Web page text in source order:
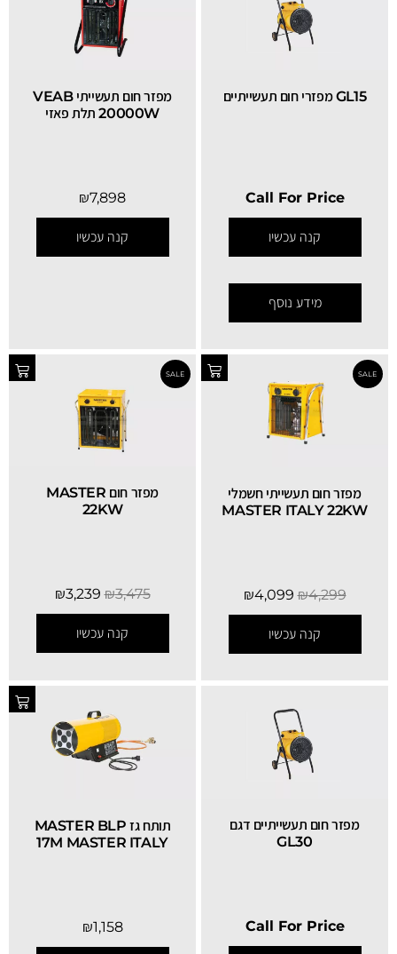
SALE
GL15 מפזרי חום תעשייתיים
Call For Price
קנה עכשיו
מידע נוסף
מפזר חום תעשייתי VEAB
20000W תלת פאזי
₪7,898
קנה עכשיו
מפזר חום תעשייתי חשמלי
MASTER ITALY 22KW
₪4,299
₪4,099
קנה עכשיו
‏מפזר חום MASTER
22KW
₪3,475
₪3,239
קנה עכשיו
מפזר חום תעשייתיים דגם
GL30
Call For Price
תותח גז MASTER BLP
17M MASTER ITALY
₪1,158